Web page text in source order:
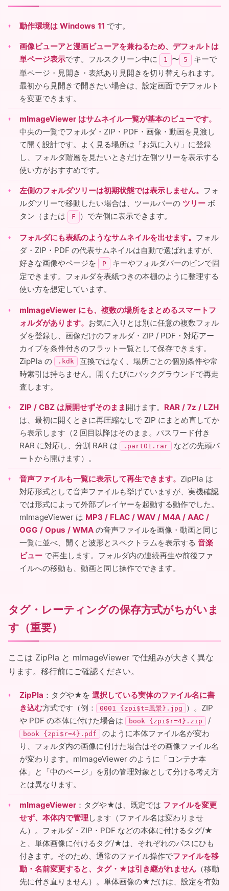
動作環境は Windows 11 です。
画像ビューアと漫画ビューアを兼ねるため、デフォルトは
単ページ表示です。フルスクリーン中に 1 〜 5
キーで
単ページ・見開き・表紙あり見開きを切り替えられます。
最初から見開きで開きたい場合は、設定画面でデフォルト
を変更できます。
mImageViewer はサムネイル一覧が基本のビューです。
中央の一覧でフォルダ・ZIP・PDF・画像・動画を見渡し
て開く設計です。よく見る場所は「お気に入り」に登録
し、フォルダ階層を見たいときだけ左側ツリーを表示する
使い方がおすすめです。
左側のフォルダツリーは初期状態では表示しません。 フォ
ルダツリーで移動したい場合は、ツールバーの ツリー ボ
タン（または
F ）で左側に表示できます。
フォルダにも表紙のようなサムネイルを出せます。 フォル
ダ・ZIP・PDF の代表サムネイルは自動で選ばれますが、
好きな画像やページを
P
キーやフォルダバーのピンで固
定できます。フォルダを表紙つきの本棚のように整理する
使い方を想定しています。
mImageViewer にも、複数の場所をまとめるスマートフ
ォルダがあります。 お気に入りとは別に任意の複数フォル
ダを登録し、画像だけのフォルダ・ZIP / PDF・対応アー
カイブを条件付きのフラット一覧として保存できます。
ZipPla の
.kdk
互換ではなく、場所ごとの個別条件や常
時索引は持ちません。開くたびにバックグラウンドで再走
査します。
ZIP / CBZ は展開せずそのまま開けます。 RAR / 7z / LZH
は、最初に開くときに再圧縮なしで ZIP にまとめ直してか
ら表示します（2 回目以降はそのまま。パスワード付き
RAR に対応し、分割 RAR は
.part01.rar
などの先頭パ
ートから開けます）。
音声ファイルも一覧に表示して再生できます。 ZipPla は
対応形式として音声ファイルも挙げていますが、実機確認
では形式によって外部プレイヤーを起動する動作でした。
mImageViewer は MP3 / FLAC / WAV / M4A / AAC /
OGG / Opus / WMA の音声ファイルを画像・動画と同じ
一覧に並べ、開くと波形とスペクトラムを表示する音楽
ビュー で再生します。フォルダ内の連続再生や前後ファ
イルへの移動も、動画と同じ操作でできます。
タグ・レーティングの保存方式がちがいま
す（重要）
ここは ZipPla と mImageViewer で仕組みが大きく異な
ります。移行前にご確認ください。
ZipPla ：タグや★を選択している実体のファイル名に書
き込む方式です（例： 0001 {zpi$t=風景}.jpg
）。ZIP
や PDF の本体に付けた場合は book {zpi$r=4}.zip /
book {zpi$r=4}.pdf
のように本体ファイル名が変わ
り、フォルダ内の画像に付けた場合はその画像ファイル名
が変わります。mImageViewer のように「コンテナ本
体」と「中のページ」を別の管理対象として分ける考え方
とは異なります。
mImageViewer ：タグや★は、既定では ファイルを変更
せず、本体内で管理します（ファイル名は変わりませ
ん）。フォルダ・ZIP・PDF などの本体に付けるタグ/★
と、単体画像に付けるタグ/★は、それぞれのパスにひも
付きます。そのため、通常のファイル操作でファイルを移
動・名前変更すると、タグ・★は引き継がれません （移動
先に付き直りません）。単体画像の★だけは、設定を有効